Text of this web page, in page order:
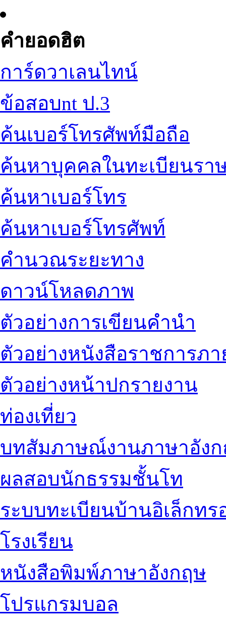
คำยอดฮิต
การ์ดวาเลนไทน์
ข้อสอบnt ป.3
ค้นเบอร์โทรศัพท์มือถือ
ค้นหาบุคคลในทะเบียนรา
ค้นหาเบอร์โทร
ค้นหาเบอร์โทรศัพท์
คำนวณระยะทาง
ดาวน์โหลดภาพ
ตัวอย่างการเขียนคำนำ
ตัวอย่างหนังสือราชการภ
ตัวอย่างหน้าปกรายงาน
ท่องเที่ยว
บทสัมภาษณ์งานภาษาอัง
ผลสอบนักธรรมชั้นโท
ระบบทะเบียนบ้านอิเล็กท
โรงเรียน
หนังสือพิมพ์ภาษาอังกฤษ
โปรแกรมบอล